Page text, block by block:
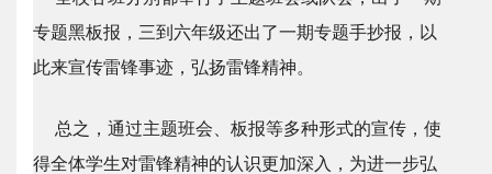
专题黑板报，三到六年级还出了一期专题手抄报，以
此来宣传雷锋事迹，弘扬雷锋精神。
总之，通过主题班会、板报等多种形式的宣传，使
得全体学生对雷锋精神的认识更加深入，为进一步弘